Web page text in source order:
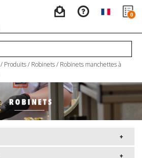
0
/ Produits/ Robinets/ Robinets manchettes à